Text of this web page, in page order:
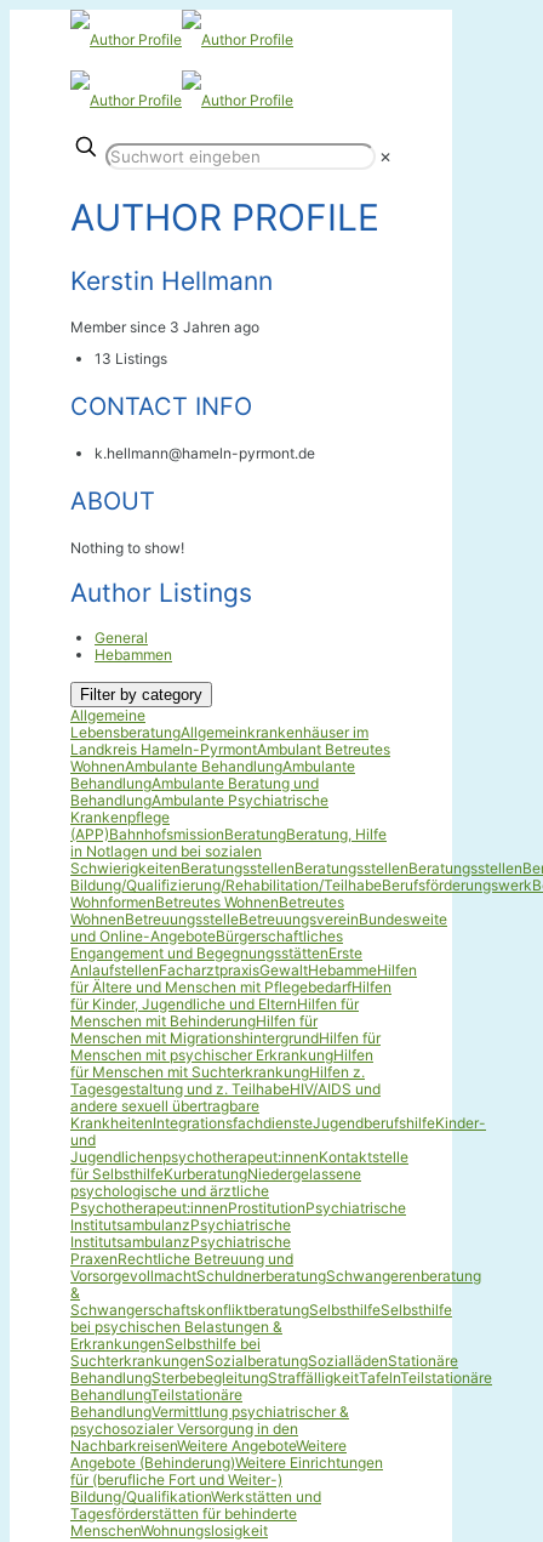
✕
AUTHOR PROFILE
Kerstin Hellmann
Member since 3 Jahren ago
13 Listings
CONTACT INFO
k.hellmann@hameln-pyrmont.de
ABOUT
Nothing to show!
Author Listings
General
Hebammen
Filter by category
Allgemeine
LebensberatungAllgemeinkrankenhäuser im
Landkreis Hameln-PyrmontAmbulant Betreutes
WohnenAmbulante BehandlungAmbulante
BehandlungAmbulante Beratung und
BehandlungAmbulante Psychiatrische
Krankenpflege
(APP)BahnhofsmissionBeratungBeratung, Hilfe
in Notlagen und bei sozialen
SchwierigkeitenBeratungsstellenBeratungsstellenBeratungsstellen
Bildung/Qualifizierung/Rehabilitation/TeilhabeBerufsförderungswerk
WohnformenBetreutes WohnenBetreutes
WohnenBetreuungsstelleBetreuungsvereinBundesweite
und Online-AngeboteBürgerschaftliches
Engangement und BegegnungsstättenErste
AnlaufstellenFacharztpraxisGewaltHebammeHilfen
für Ältere und Menschen mit PflegebedarfHilfen
für Kinder, Jugendliche und ElternHilfen für
Menschen mit BehinderungHilfen für
Menschen mit MigrationshintergrundHilfen für
Menschen mit psychischer ErkrankungHilfen
für Menschen mit SuchterkrankungHilfen z.
Tagesgestaltung und z. TeilhabeHIV/AIDS und
andere sexuell übertragbare
KrankheitenIntegrationsfachdiensteJugendberufshilfeKinder-
und
Jugendlichenpsychotherapeut:innenKontaktstelle
für SelbsthilfeKurberatungNiedergelassene
psychologische und ärztliche
Psychotherapeut:innenProstitutionPsychiatrische
InstitutsambulanzPsychiatrische
InstitutsambulanzPsychiatrische
PraxenRechtliche Betreuung und
VorsorgevollmachtSchuldnerberatungSchwangerenberatung
&
SchwangerschaftskonfliktberatungSelbsthilfeSelbsthilfe
bei psychischen Belastungen &
ErkrankungenSelbsthilfe bei
SuchterkrankungenSozialberatungSoziallädenStationäre
BehandlungSterbebegleitungStraffälligkeitTafelnTeilstationäre
BehandlungTeilstationäre
BehandlungVermittlung psychiatrischer &
psychosozialer Versorgung in den
NachbarkreisenWeitere AngeboteWeitere
Angebote (Behinderung)Weitere Einrichtungen
für (berufliche Fort und Weiter-)
Bildung/QualifikationWerkstätten und
Tagesförderstätten für behinderte
MenschenWohnungslosigkeit